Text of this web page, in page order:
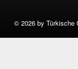
© 2026 by Türkische